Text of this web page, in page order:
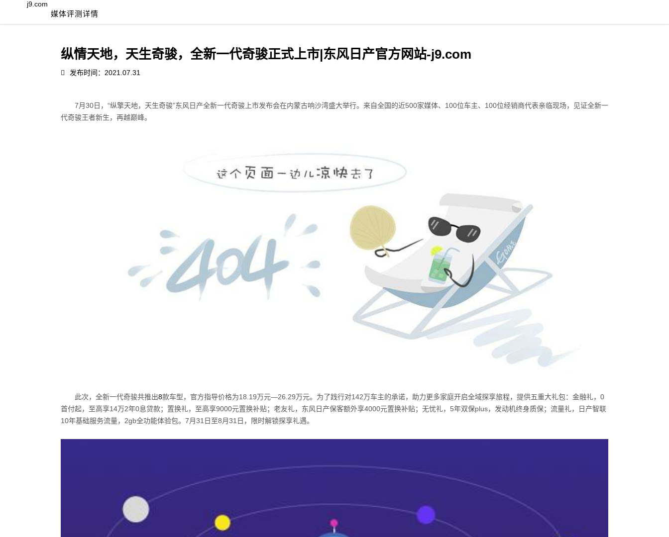
j9.com
媒体评测详情
纵情天地，天生奇骏，全新一代奇骏正式上市|东风日产官方网站-j9.com
发布时间：2021.07.31
7月30日，“纵擎天地，天生奇骏”东风日产全新一代奇骏上市发布会在内蒙古响沙湾盛大举行。来自全国的近500家媒体、 100位车主、 100位经销商代表亲临现场，见证全新一
代奇骏王者新生，再越巅峰。
此次，全新一代奇骏共推出8款车型，官方指导价格为18.19万元—26.29万元。为了践行对142万车主的承诺，助力更多家庭开启全域探享旅程，提供五重大礼包：金融礼， 0
首付起，至高享14万2年0息贷款；置换礼，至高享9000元置换补贴；老友礼，东风日产保客额外享4000元置换补贴；无忧礼， 5年双保plus，发动机终身质保；流量礼，日产智联
10年基础服务流量， 2gb全功能体验包。 7月31 日至8月31 日，限时解锁探享礼遇。